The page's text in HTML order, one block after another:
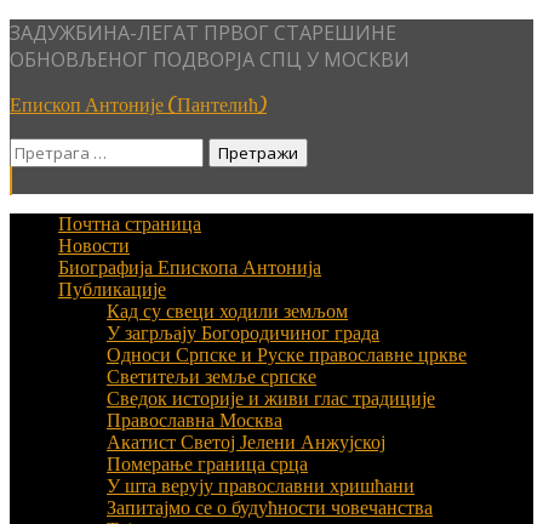
Skip
to
ЗАДУЖБИНА-ЛЕГАТ ПРВОГ СТАРЕШИНЕ
ОБНОВЉЕНОГ ПОДВОРЈА СПЦ У МОСКВИ
Епископ Антоније (Пантелић)
Претрага
Почтна страница
Новости
Биографија Епископа Антонија
Публикације
Кад су свеци ходили земљом
У загрљају Богородичиног града
Односи Српске и Руске православне цркве
Светитељи земље српске
Сведок историје и живи глас традиције
Православна Москва
Акатист Светој Јелени Анжујској
Померање граница срца
У шта верују православни хришћани
Запитајмо се о будућности човечанства